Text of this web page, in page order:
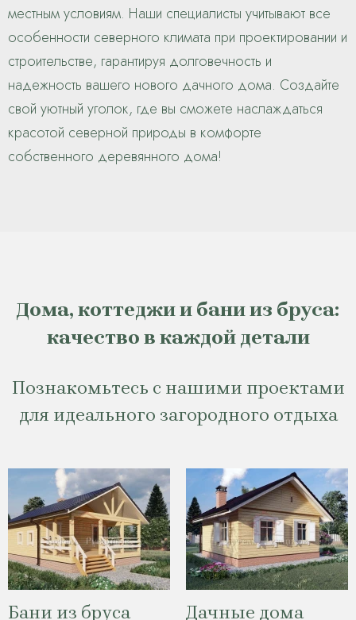
местным условиям. Наши специалисты учитывают все
особенности северного климата при проектировании и
строительстве, гарантируя долговечность и
надежность вашего нового дачного дома. Создайте
свой уютный уголок, где вы сможете наслаждаться
красотой северной природы в комфорте
собственного деревянного дома!
Дома, коттеджи и бани из бруса:
качество в каждой детали
Познакомьтесь с нашими проектами
для идеального загородного отдыха
Бани из бруса Дачные дома